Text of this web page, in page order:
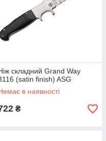
складний Grand Way
(satin finish) ASG
в наявності
₴